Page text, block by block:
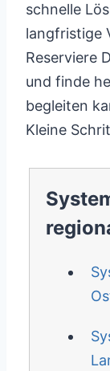
schnelle
langfristige
Reserviere
und finde
begleiten
Kleine